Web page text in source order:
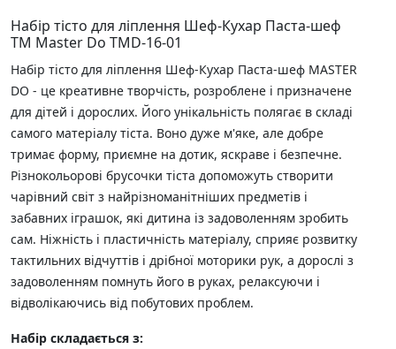
Набір тісто для ліплення Шеф-Кухар Паста-шеф
ТМ Master Do TMD-16-01
Набір тісто для ліплення Шеф-Кухар Паста-шеф MASTER
DO - це креативне творчість, розроблене і призначене
для дітей і дорослих. Його унікальність полягає в складі
самого матеріалу тіста. Воно дуже м'яке, але добре
тримає форму, приємне на дотик, яскраве і безпечне.
Різнокольорові брусочки тіста допоможуть створити
чарівний світ з найрізноманітніших предметів і
забавних іграшок, які дитина із задоволенням зробить
сам. Ніжність і пластичність матеріалу, сприяє розвитку
тактильних відчуттів і дрібної моторики рук, а дорослі з
задоволенням помнуть його в руках, релаксуючи і
відволікаючись від побутових проблем.
Набір складається з: